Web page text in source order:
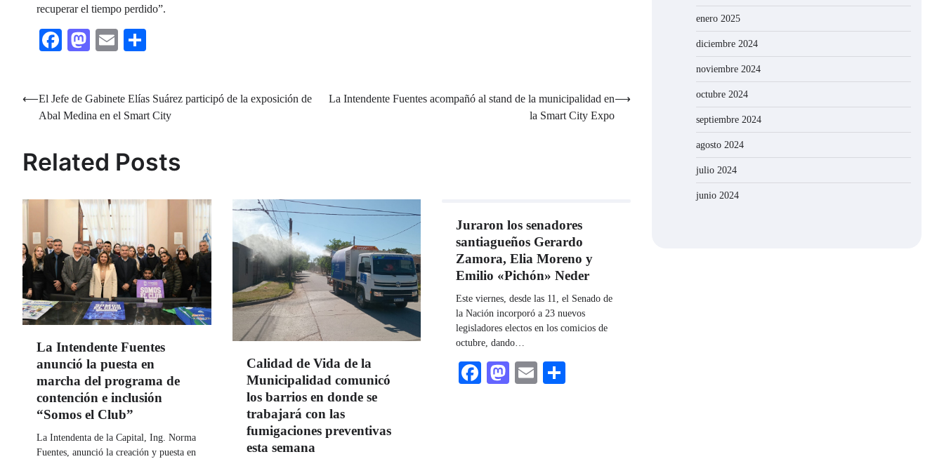
recuperar el tiempo perdido”.
Facebook
Mastodon
Email
Navegación
⟵El Jefe de Gabinete Elías Suárez participó de la exposición de
Abal Medina en el Smart City
La Intendente Fuentes acompañó al stand de la municipalidad en
la Smart City Expo
⟶
Related Posts
La Intendente Fuentes
anunció la puesta en
marcha del programa de
contención e inclusión
“Somos el Club”
La Intendenta de la Capital, Ing. Norma
Fuentes, anunció la creación y puesta en
Calidad de Vida de la
Municipalidad comunicó
los barrios en donde se
trabajará con las
fumigaciones preventivas
esta semana
Juraron los senadores
santiagueños Gerardo
Zamora, Elia Moreno y
Emilio «Pichón» Neder
Este viernes, desde las 11, el Senado de
la Nación incorporó a 23 nuevos
legisladores electos en los comicios de
octubre, dando…
Facebook
Mastodon
Email
enero 2025
diciembre 2024
noviembre 2024
octubre 2024
septiembre 2024
agosto 2024
julio 2024
junio 2024